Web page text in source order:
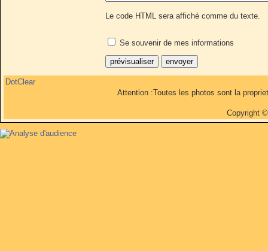
Le code HTML sera affiché comme du texte.
Se souvenir de mes informations
DotClear
Attention :Toutes les photos sont la
Copyright